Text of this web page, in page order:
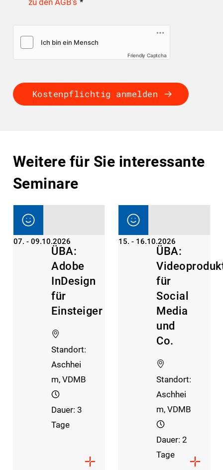
zu den AGB's *
Friendly Captcha
Kostenpflichtig anmelden
Weitere für Sie interessante
Seminare
07. - 09.10.2026
ÜBA:
Adobe
InDesign
für
Einsteiger
Standort:
Aschhei
m, VDMB
Dauer: 3
Tage
15. - 16.10.2026
ÜBA:
für
Social
Media
und
Co.
Standort:
Aschhei
m, VDMB
Dauer: 2
Tage